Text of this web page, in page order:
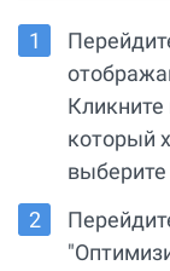
который
выберите